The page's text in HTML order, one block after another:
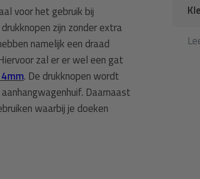
voor het gebruik bij
zijn zonder extra
namelijk een draad
zal er er wel een gat
. De drukknopen wordt
Daarnaast
waarbij je doeken